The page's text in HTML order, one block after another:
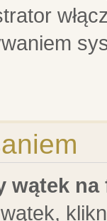
wątek na